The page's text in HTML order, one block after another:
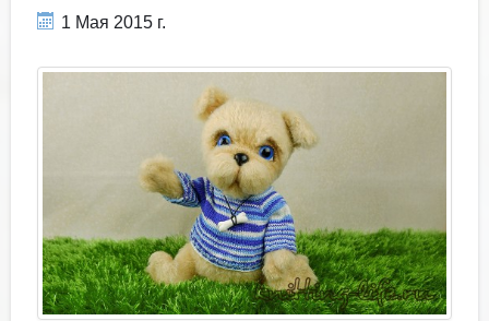
1 Мая 2015 г.